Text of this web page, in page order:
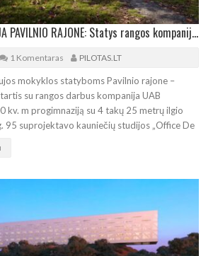
NAUJA PROGIMNAZIJA PAVILNIO RAJONE: Statys rangos kompanija „Gilesta“
1 Komentaras PILOTAS.LT
mokyklos statyboms Pavilnio rajone –
su rangos darbus kompanija UAB
kv. m progimnaziją su 4 takų 25 metrų ilgio
95 suprojektavo kauniečių studijos „Office De